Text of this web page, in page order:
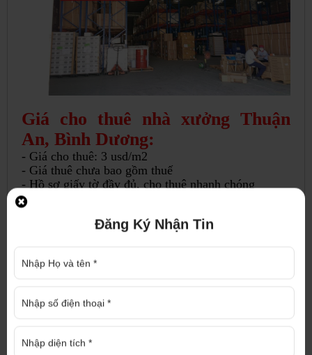
Giá cho thuê nhà xưởng Thuận
An, Bình Dương:
- Giá cho thuê: 3 usd/m2
- Giá thuê chưa bao gồm thuế
- Hồ sơ giấy tờ đầy đủ, cho thuê nhanh chóng
- Thương lượng cho khách thiện chí
Để biết thêm thông tin về nhà xưởng trên hoặc nhà
xưởng cho thuê khác, nhà xưởng bán, đất nền, đất
doanh nghiệp... vui lòng liên hệ
Địa chỉ : 1286 Nguyễn Chí Thanh, P. Hiệp An,
89 (Mr Trí)
Đăng Ký Nhận Tin